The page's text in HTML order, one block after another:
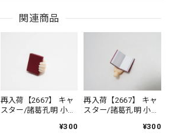
関連商品
再入荷【2667】 キャ
スター/諸葛孔明 小物
¥300
再入荷【2667】 キャ
スター/諸葛孔明 小物
¥300